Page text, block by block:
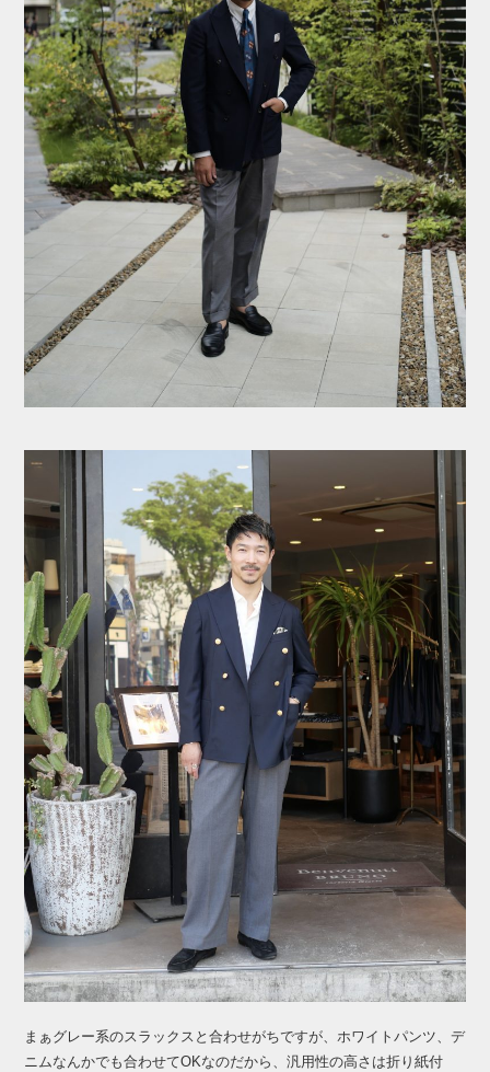
まぁグレー系のスラックスと合わせがちですが、ホワイトパンツ、デ
ニムなんかでも合わせてOKなのだから、汎用性の高さは折り紙付